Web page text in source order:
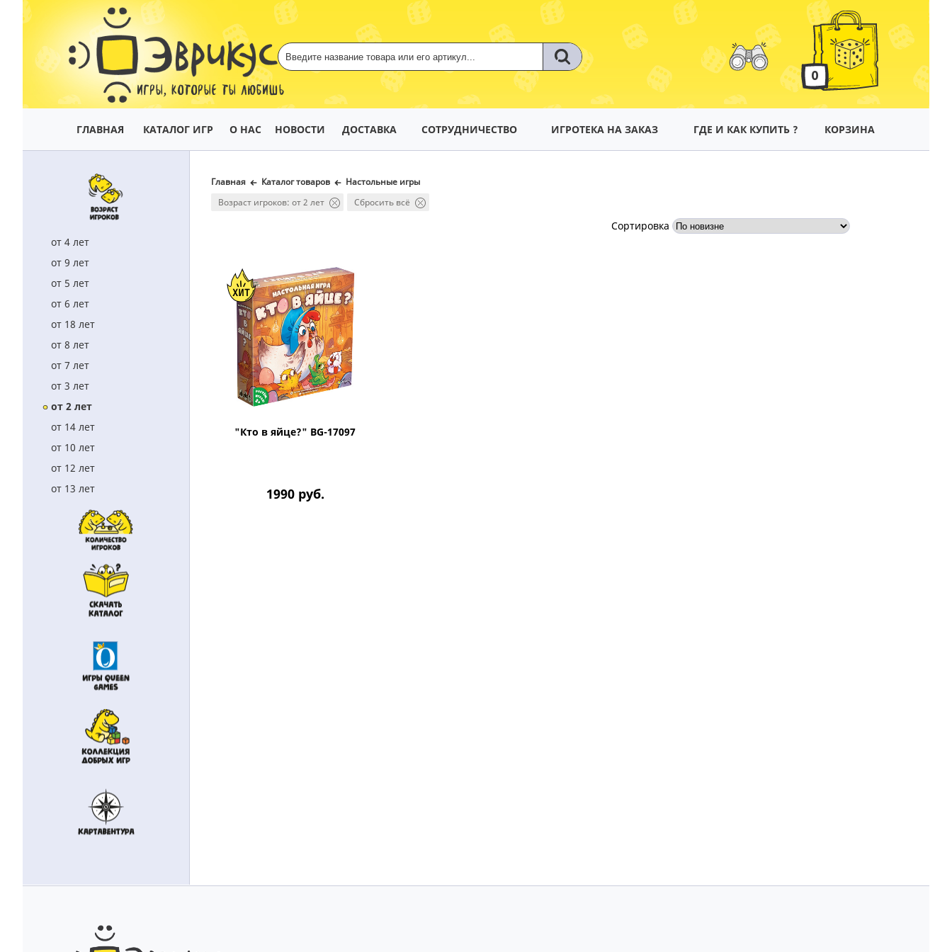
ИГРЫ, КОТОРЫЕ ТЫ ЛЮБИШЬ
0
ГЛАВНАЯ КАТАЛОГ ИГР О НАС НОВОСТИ ДОСТАВКА СОТРУДНИЧЕСТВО ИГРОТЕКА НА ЗАКАЗ ГДЕ И КАК КУПИТЬ ? КОРЗИНА
от 4 лет
от 9 лет
от 5 лет
от 6 лет
от 18 лет
от 8 лет
от 7 лет
от 3 лет
от 2 лет
от 14 лет
от 10 лет
от 12 лет
от 13 лет
Главная Каталог товаров
Настольные игры
Возраст игроков: от 2 лет
Сбросить всё
Сортировка
"Кто в яйце?" BG-17097
1990 руб.